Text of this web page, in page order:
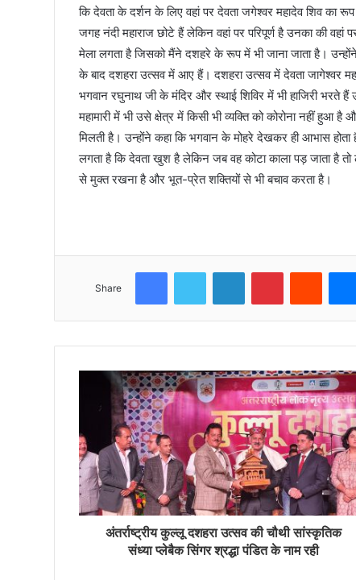
कि देवता के दर्शन के लिए वहां पर देवता जगेश्वर महादेव शिव का
जगह नंदी महाराज छोटे हैं लेकिन वहां पर परिपूर्ण है उनका की
मेला लगता है जिसको मैंने दशहरे के रूप में भी जाना जाता है।
के बाद दशहरा उत्सव में आए हैं। दशहरा उत्सव में देवता जागेश्वर
भगवान रघुनाथ जी के मंदिर और स्थाई शिविर में भी हाजिरी भरते हैं
महामारी में भी उसे क्षेत्र में किसी भी व्यक्ति को कोरोना नहीं हुआ
मिलती है। उन्होंने कहा कि भगवान के मोहरे देखकर ही आभास
लगता है कि देवता खुश है लेकिन जब वह कोटा काला पड़ जाता है तो
से मुक्त रखना है और भूत-प्रेत शक्तियों से भी बचाव करता है।
Share
अंतर्राष्ट्रीय कुल्लू दशहरा उत्सव की चौथी सांस्कृतिक
संध्या प्लेबैक सिंगर श्रद्धा पंडित के नाम रही